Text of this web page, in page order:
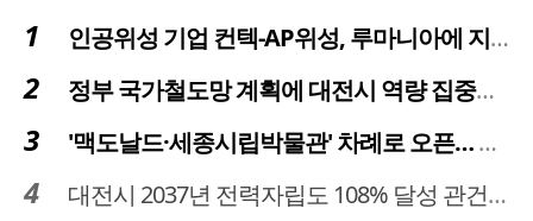
인공위성 기업 컨텍-AP위성, 루마니아에 지상국 시스템 전수
정부 국가철도망 계획에 대전시 역량 집중해야
'맥도날드·세종시립박물관' 차례로 오픈… 고운동 정주여건 좋아진다
대전시 2037년 전력자립도 108% 달성 관건은 '주민 수용성'